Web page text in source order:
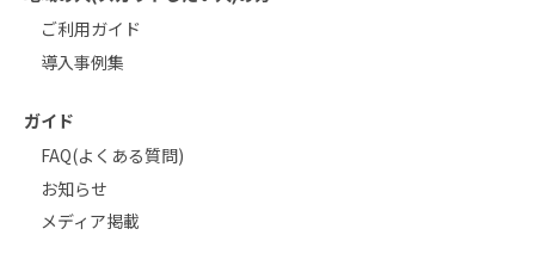
ご利用ガイド
導入事例集
ガイド
FAQ(よくある質問)
お知らせ
メディア掲載